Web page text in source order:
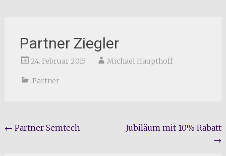
Partner Ziegler
24. Februar 2015 Michael Haupthoff
Partner
Beitragsnavigation
← Partner Semtech
Jubiläum mit 10% Rabatt
→